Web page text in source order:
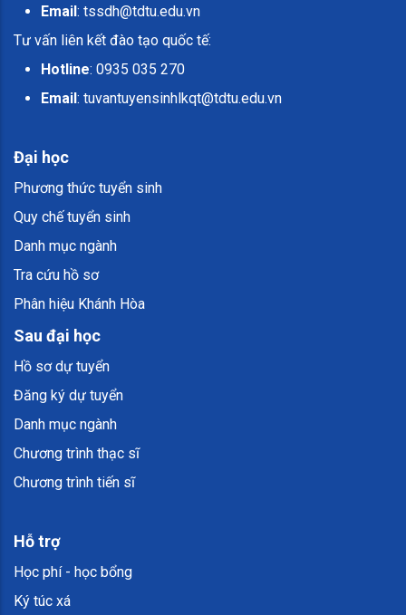
Email : tssdh@tdtu.edu.vn
Tư vấn liên kết đào tạo quốc tế:
Hotline: 0935 035 270
Email : tuvantuyensinhlkqt@tdtu.edu.vn
Đại học
Phương thức tuyển sinh
Quy chế tuyển sinh
Danh mục ngành
Tra cứu hồ sơ
Phân hiệu Khánh Hòa
Sau đại học
Hồ sơ dự tuyển
Đăng ký dự tuyển
Danh mục ngành
Chương trình thạc sĩ
Chương trình tiến sĩ
Hỗ trợ
Học phí - học bổng
Ký túc xá